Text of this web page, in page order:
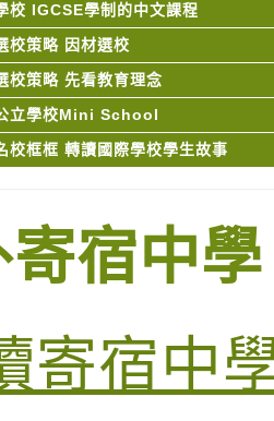
校 IGCSE學制的中文課程
校策略 因材選校
校策略 先看教育理念
立學校Mini School
校框框 轉讀國際學校學生故事
宿中學
寄宿中